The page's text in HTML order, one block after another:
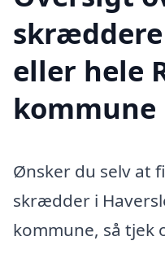
eller hele
kommune
Ønsker du selv at
skrædder i
kommune, så tjek